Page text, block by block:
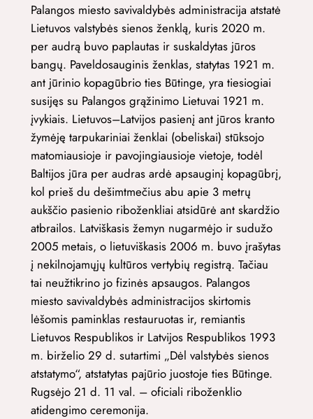
Palangos miesto savivaldybės administracija atstatė
Lietuvos valstybės sienos ženklą, kuris 2020 m.
per audrą buvo paplautas ir suskaldytas jūros
bangų. Paveldosauginis ženklas, statytas 1921 m.
ant jūrinio kopagūbrio ties Būtinge, yra tiesiogiai
susijęs su Palangos grąžinimo Lietuvai 1921 m.
įvykiais. Lietuvos–Latvijos pasienį ant jūros kranto
žymėję tarpukariniai ženklai (obeliskai) stūksojo
matomiausioje ir pavojingiausioje vietoje, todėl
Baltijos jūra per audras ardė apsauginį kopagūbrį,
kol prieš du dešimtmečius abu apie 3 metrų
aukščio pasienio riboženkliai atsidūrė ant skardžio
atbrailos. Latviškasis žemyn nugarmėjo ir sudužo
2005 metais, o lietuviškasis 2006 m. buvo įrašytas
į nekilnojamųjų kultūros vertybių registrą. Tačiau
tai neužtikrino jo fizinės apsaugos. Palangos
miesto savivaldybės administracijos skirtomis
lėšomis paminklas restauruotas ir, remiantis
Lietuvos Respublikos ir Latvijos Respublikos 1993
m. birželio 29 d. sutartimi „Dėl valstybės sienos
atstatymo“, atstatytas pajūrio juostoje ties Būtinge.
Rugsėjo 21 d. 11 val. – oficiali riboženklio
atidengimo ceremonija.